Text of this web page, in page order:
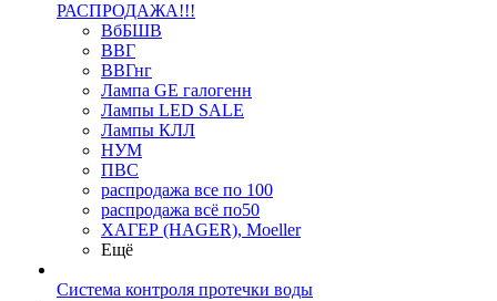
РАСПРОДАЖА!!!
ВбБШВ
ВВГ
ВВГнг
Лампа GE галогенн
Лампы LED SALE
Лампы КЛЛ
НУМ
ПВС
распродажа все по 100
распродажа всё по50
ХАГЕР (HAGER), Moeller
Ещё
Система контроля протечки воды